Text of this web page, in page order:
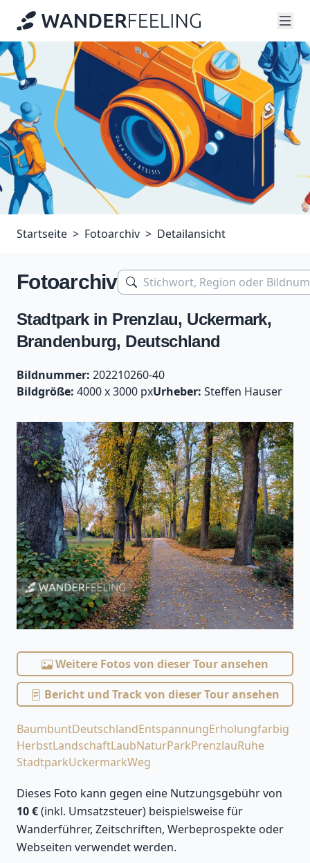
Startseite Fotoarchiv Detailansicht
Fotoarchiv
Stadtpark in Prenzlau, Uckermark,
Brandenburg, Deutschland
Bildnummer: 202210260-40
Bildgröße: 4000 x 3000 pxUrheber: Steffen Hauser
Weitere Fotos von dieser Tour ansehen
Bericht und Track von dieser Tour ansehen
BaumbuntDeutschlandEntspannungErholungfarbig
HerbstLandschaftLaubNaturParkPrenzlauRuhe
StadtparkUckermarkWeg
Dieses Foto kann gegen eine Nutzungsgebühr von
10 €(inkl. Umsatzsteuer) beispielsweise für
Wanderführer, Zeitschriften, Werbeprospekte oder
Webseiten verwendet werden.